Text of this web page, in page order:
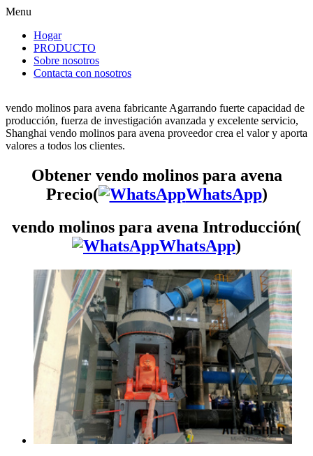
Menu
Hogar
PRODUCTO
Sobre nosotros
Contacta con nosotros
vendo molinos para avena fabricante Agarrando fuerte capacidad de
producción, fuerza de investigación avanzada y excelente servicio,
Shanghai vendo molinos para avena proveedor crea el valor y aporta
valores a todos los clientes.
Obtener vendo molinos para avena
Precio(
WhatsApp)
vendo molinos para avena Introducción(
WhatsApp)